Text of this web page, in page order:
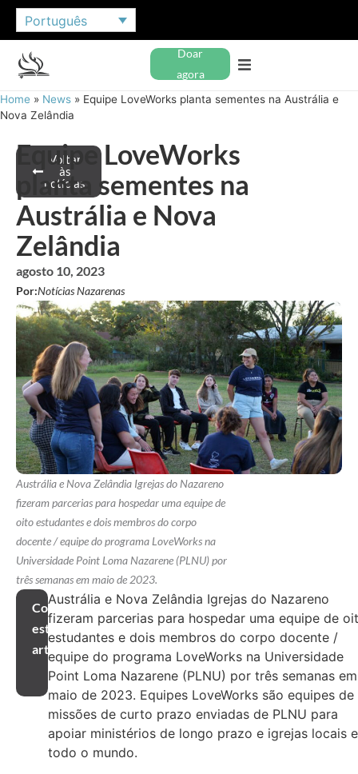
Português
Doar
agora
Home » News » Equipe LoveWorks planta sementes na Austrália e
Nova Zelândia
Voltar
às
notícias
Equipe LoveWorks
planta sementes na
Austrália e Nova
Zelândia
agosto 10, 2023
Por:Notícias Nazarenas
Austrália e Nova Zelândia Igrejas do Nazareno
fizeram parcerias para hospedar uma equipe de
oito estudantes e dois membros do corpo
docente / equipe do programa LoveWorks na
Universidade Point Loma Nazarene (PLNU) por
três semanas em maio de 2023.
Compartilhar
este
artigo
Austrália e Nova Zelândia Igrejas do Nazareno
fizeram parcerias para hospedar uma equipe de
estudantes e dois membros do corpo docente /
equipe do programa LoveWorks na Universidade
Point Loma Nazarene (PLNU) por três semanas em
maio de 2023. Equipes LoveWorks são equipes de
missões de curto prazo enviadas de PLNU para
apoiar ministérios de longo prazo e igrejas locais
todo o mundo.